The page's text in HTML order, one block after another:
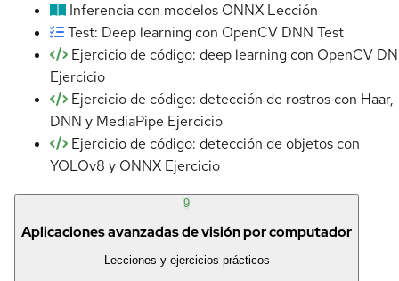
Inferencia con modelos ONNX Lección
Test: Deep learning con OpenCV DNN Test
Ejercicio de código: deep learning con OpenCV
Ejercicio
Ejercicio de código: detección de rostros con Haar,
DNN y MediaPipe Ejercicio
Ejercicio de código: detección de objetos con
YOLOv8 y ONNX Ejercicio
9
Aplicaciones avanzadas de visión por computador
Lecciones y ejercicios prácticos